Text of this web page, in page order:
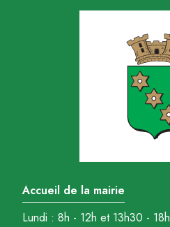
Accueil de la mairie
Lundi : 8h - 12h et 13h30 - 18h